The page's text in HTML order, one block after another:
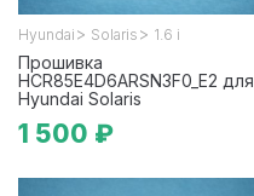
Hyundai > Solaris > 1.6 i
Прошивка
HCR85E4D6ARSN3F0_E2 для
Hyundai Solaris
1 500 ₽